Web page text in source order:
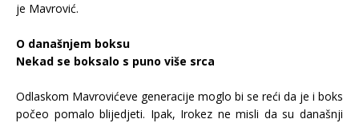
je Mavrović.
O današnjem boksu
Nekad se boksalo s puno više srca
Odlaskom Mavrovićeve generacije moglo bi se reći da je i boks
počeo pomalo blijedjeti. Ipak, Irokez ne misli da su današnji